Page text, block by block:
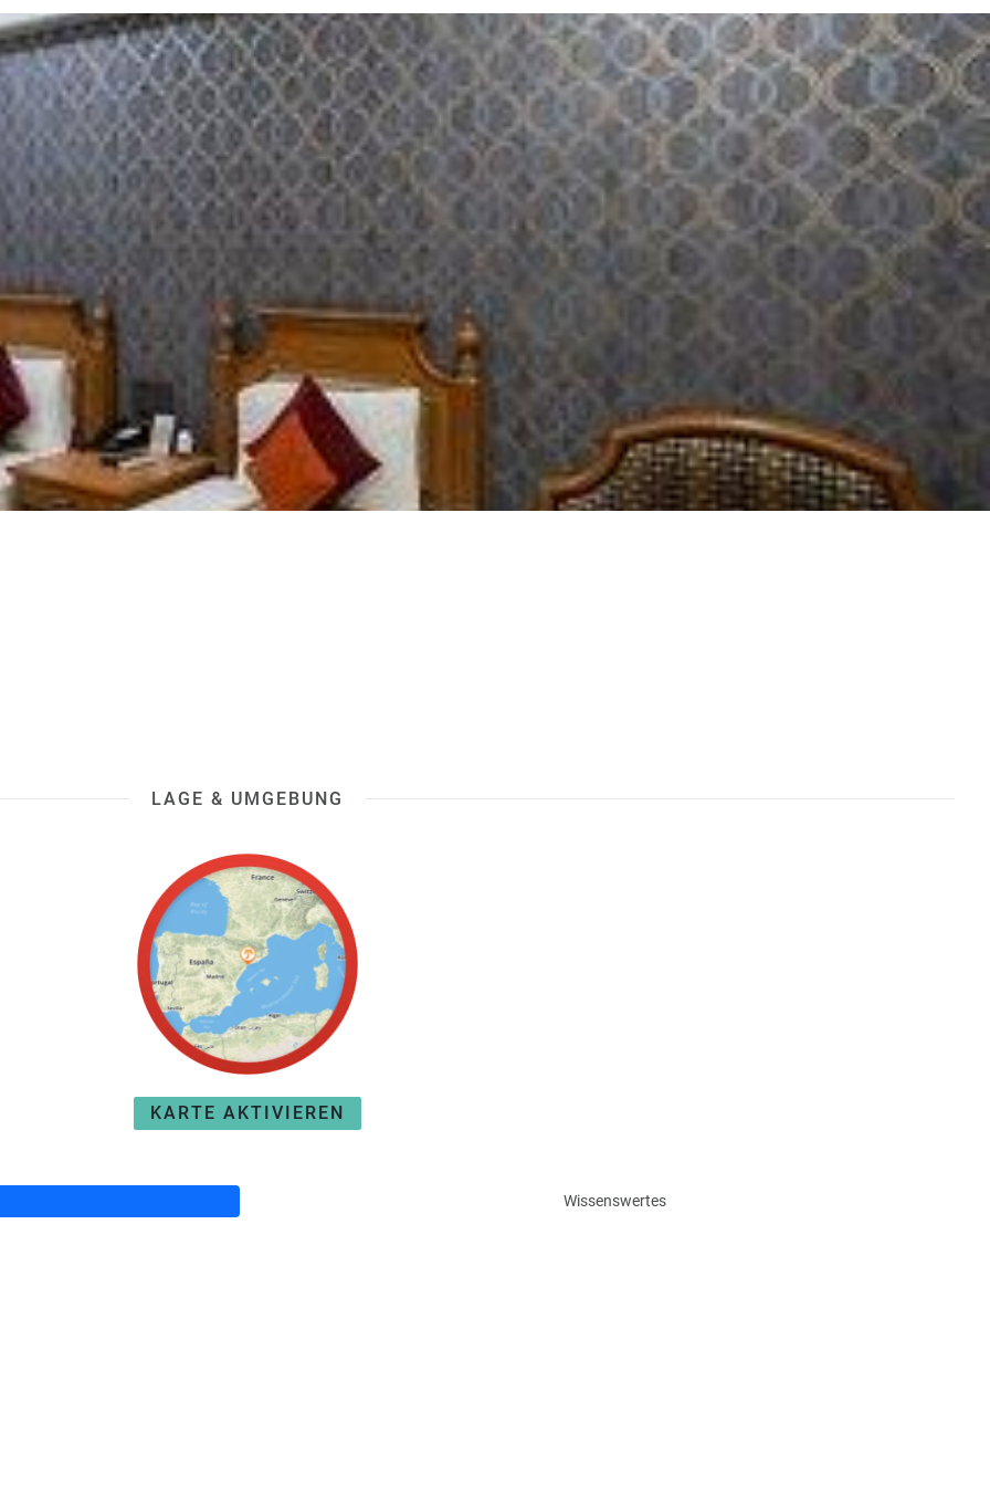
Twitter
LAGE & UMGEBUNG
KARTE AKTIVIEREN
Wissenswertes